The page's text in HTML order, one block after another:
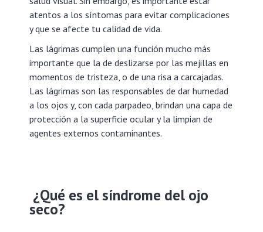
atentos a los síntomas para evitar complicaciones
y que se afecte tu calidad de vida.
Las lágrimas cumplen una función mucho más
importante que la de deslizarse por las mejillas en
momentos de tristeza, o de una risa a carcajadas.
Las lágrimas son las responsables de dar humedad
a los ojos y, con cada parpadeo, brindan una capa de
protección a la superficie ocular y la limpian de
agentes externos contaminantes.
¿Qué es el síndrome del ojo
seco?